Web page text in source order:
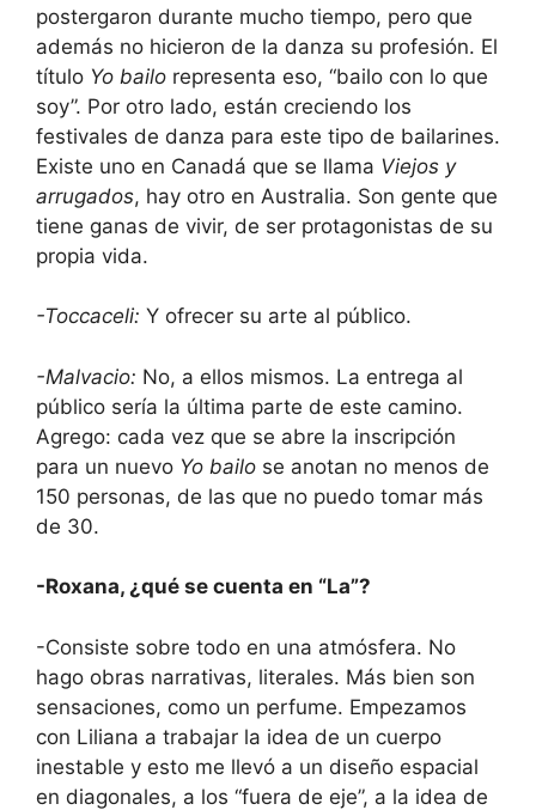
postergaron durante mucho tiempo, pero que
además no hicieron de la danza su profesión. El
título Yo bailo representa eso, “bailo con lo que
soy”. Por otro lado, están creciendo los
festivales de danza para este tipo de bailarines.
Existe uno en Canadá que se llama Viejos y
arrugados, hay otro en Australia. Son gente que
tiene ganas de vivir, de ser protagonistas de su
propia vida.
-Toccaceli: Y ofrecer su arte al público.
-Malvacio: No, a ellos mismos. La entrega al
público sería la última parte de este camino.
Agrego: cada vez que se abre la inscripción
para un nuevo Yo bailo se anotan no menos de
150 personas, de las que no puedo tomar más
de 30.
-Roxana, ¿qué se cuenta en “La”?
-Consiste sobre todo en una atmósfera. No
hago obras narrativas, literales. Más bien son
sensaciones, como un perfume. Empezamos
con Liliana a trabajar la idea de un cuerpo
inestable y esto me llevó a un diseño espacial
en diagonales, a los “fuera de eje”, a la idea de